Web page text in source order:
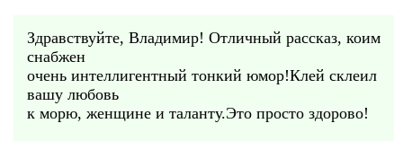
Здравствуйте, Владимир! Отличный рассказ, коим
снабжен
очень интеллигентный тонкий юмор!Клей склеил
вашу любовь
к морю, женщине и таланту.Это просто здорово!